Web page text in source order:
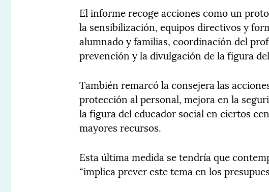
El informe recoge acciones como un
la sensibilización, equipos directivos y
alumnado y familias, coordinación del
prevención y la divulgación de la figura
También remarcó la consejera las
protección al personal, mejora en la
la figura del educador social en ciertos
mayores recursos.
Esta última medida se tendría que
“implica prever este tema en los